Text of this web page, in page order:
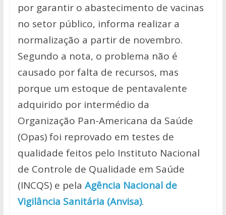
por garantir o abastecimento de vacinas
no setor público, informa realizar a
normalização a partir de novembro.
Segundo a nota, o problema não é
causado por falta de recursos, mas
porque um estoque de pentavalente
adquirido por intermédio da
Organização Pan-Americana da Saúde
(Opas) foi reprovado em testes de
qualidade feitos pelo Instituto Nacional
de Controle de Qualidade em Saúde
(INCQS) e pela Agência Nacional de
Vigilância Sanitária (Anvisa).